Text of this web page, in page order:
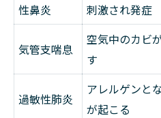
性鼻炎
刺激され発症
気管支喘息
空気中のカビ
す
過敏性肺炎
アレルゲンと
が起こる